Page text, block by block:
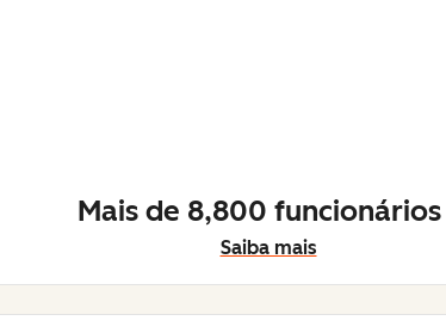
Mais de 8,800 funcionários
Saiba mais